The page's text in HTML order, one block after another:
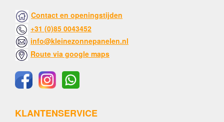
Contact en openingstijden
+31 (0)85 0043452
info@kleinezonnepanelen.nl
Route via google maps
KLANTENSERVICE